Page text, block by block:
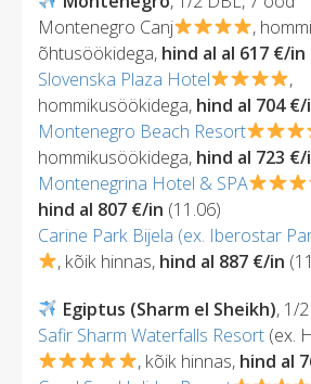
Montenegro Canj
,
õhtusöökidega, hind al al 617 €/in
Slovenska Plaza Hotel
,
hommikusöökidega, hind al 704 €/
Montenegro Beach Resort
hommikusöökidega, hind al 723 €/
Montenegrina Hotel & SPA
hind al 807 €/in (11.06)
Carine Park Bijela (ex. Iberostar
, kõik hinnas, hind al 887 €/in
Egiptus (Sharm el Sheikh), 1/
Safir Sharm Waterfalls Resort (ex.
, kõik hinnas, hind al